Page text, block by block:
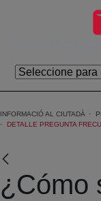
Salta al contingut
INFORMACIÓ AL CIUTADÀ
DETALLE PREGUNTA
¿Cómo